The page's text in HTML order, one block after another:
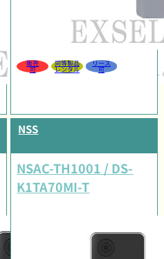
販売
可
同等製品
レンタル
リース
可
NSS
NSAC-TH1001 / DS-
K1TA70MI-T